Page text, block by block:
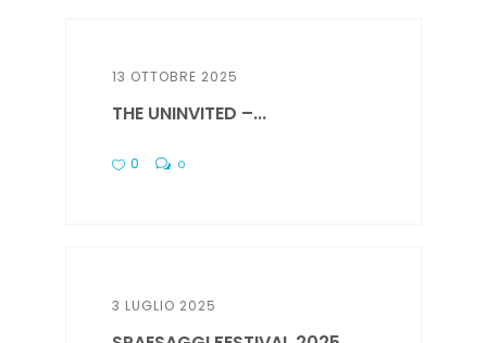
13 OTTOBRE 2025
THE UNINVITED –...
0 0
3 LUGLIO 2025